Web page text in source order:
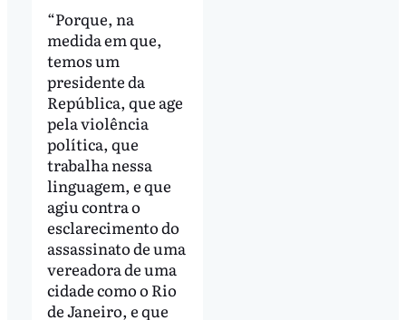
“Porque, na
medida em que,
temos um
presidente da
República, que age
pela violência
política, que
trabalha nessa
linguagem, e que
agiu contra o
esclarecimento do
assassinato de uma
vereadora de uma
cidade como o Rio
de Janeiro, e que